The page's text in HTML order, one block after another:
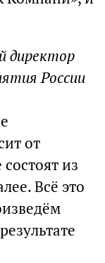
директор
России
от
из
Всё это